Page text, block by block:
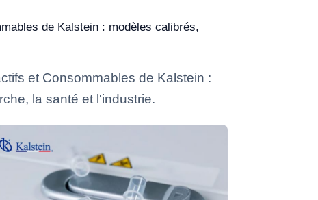
de Kalstein : modèles calibrés,
et Consommables de Kalstein :
la santé et l'industrie.